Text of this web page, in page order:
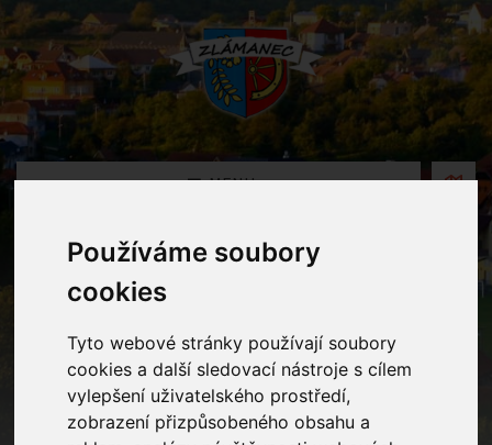
Používáme soubory
cookies
Tyto webové stránky používají soubory
cookies a další sledovací nástroje s cílem
vylepšení uživatelského prostředí,
zobrazení přizpůsobeného obsahu a
MENU
Fotogalerie
Home Fotogalerie Otvírání bytů